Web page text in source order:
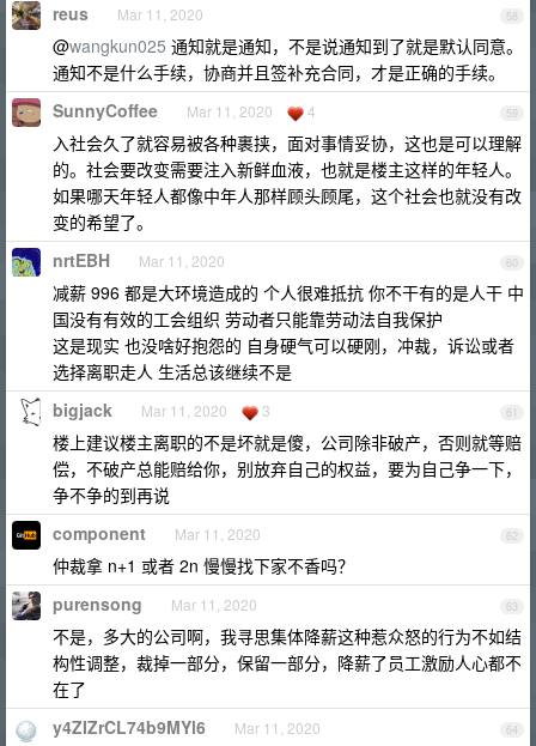
58
reus Mar 11, 2020
@wangkun025 通知就是通知，不是说通知到了就是默认同意。
通知不是什么手续，协商并且签补充合同，才是正确的手续。
59
SunnyCoffee Mar 11, 2020 4
入社会久了就容易被各种裹挟，面对事情妥协，这也是可以理解
的。社会要改变需要注入新鲜血液，也就是楼主这样的年轻人。
如果哪天年轻人都像中年人那样顾头顾尾，这个社会也就没有改
变的希望了。
60
nrtEBH Mar 11, 2020
减薪 996 都是大环境造成的 个人很难抵抗 你不干有的是人干 中
国没有有效的工会组织 劳动者只能靠劳动法自我保护
这是现实 也没啥好抱怨的 自身硬气可以硬刚，冲裁，诉讼或者
选择离职走人 生活总该继续不是
61
bigjack Mar 11, 2020 3
楼上建议楼主离职的不是坏就是傻，公司除非破产，否则就等赔
偿，不破产总能赔给你，别放弃自己的权益，要为自己争一下，
争不争的到再说
62
component Mar 11, 2020
仲裁拿 n+1 或者 2n 慢慢找下家不香吗？
63
purensong Mar 11, 2020
不是，多大的公司啊，我寻思集体降薪这种惹众怒的行为不如结
构性调整，裁掉一部分，保留一部分，降薪了员工激励人心都不
在了
64
y4ZIZrCL74b9MYl6 Mar 11, 2020